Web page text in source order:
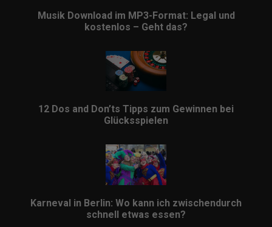
Musik Download im MP3-Format: Legal und
kostenlos – Geht das?
12 Dos and Don’ts Tipps zum Gewinnen bei
Glücksspielen
Karneval in Berlin: Wo kann ich zwischendurch
schnell etwas essen?